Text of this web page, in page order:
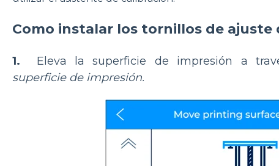
Como instalar los tornillos de ajuste
1. Eleva la superficie de impresión a
superficie de impresión.